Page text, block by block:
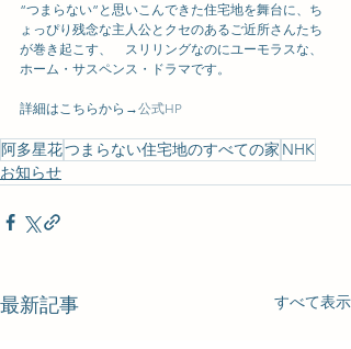
“つまらない”と思いこんできた住宅地を舞台に、ち
ょっぴり残念な主人公とクセのあるご近所さんたち
が巻き起こす、　スリリングなのにユーモラスな、
ホーム・サスペンス・ドラマです。
詳細はこちらから→公式HP
阿多星花つまらない住宅地のすべての家 NHK
お知らせ
最新記事 すべて表示